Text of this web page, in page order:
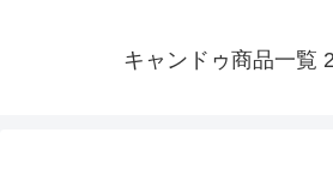
キャンドゥ商品一覧